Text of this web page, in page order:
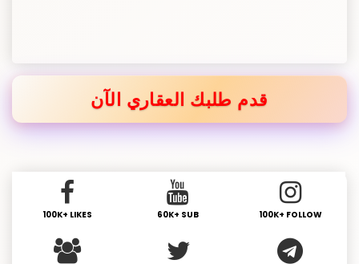
قدم طلبك العقاري الآن
100K+ LIKES 60K+ SUB 100K+ FOLLOW